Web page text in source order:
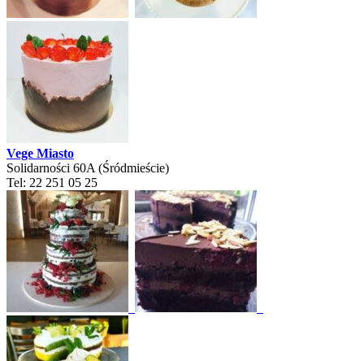
Vege Miasto
Solidarności 60A (Śródmieście)
Tel: 22 251 05 25